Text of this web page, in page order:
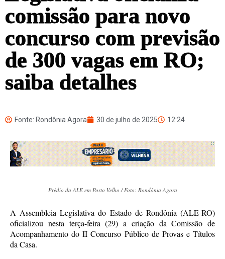
comissão para novo
concurso com previsão
de 300 vagas em RO;
saiba detalhes
Fonte: Rondônia Agora 30 de julho de 2025 12:24
Prédio da ALE em Porto Velho / Foto: Rondônia Agora
A Assembleia Legislativa do Estado de Rondônia (ALE-RO)
oficializou nesta terça-feira (29) a criação da Comissão de
Acompanhamento do II Concurso Público de Provas e Títulos
da Casa.